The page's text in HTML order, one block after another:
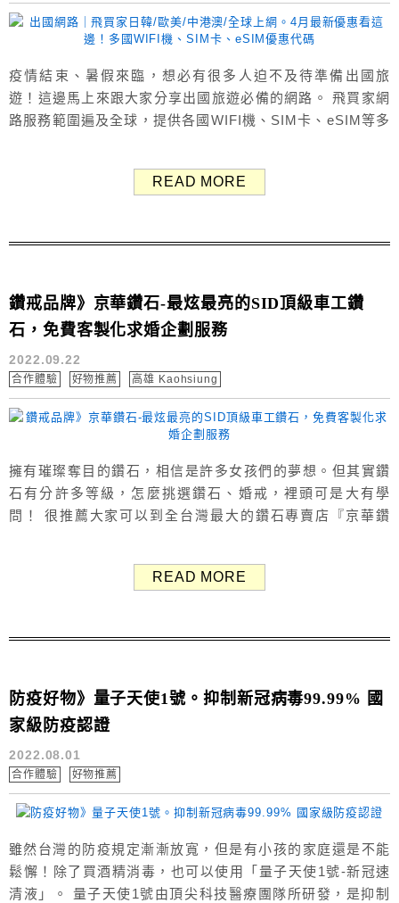
疫情結束、暑假來臨，想必有很多人迫不及待準備出國旅
遊！這邊馬上來跟大家分享出國旅遊必備的網路。 飛買家網
路服務範圍遍及全球，提供各國WIFI機、SIM卡、eSIM等多
已服務超過百萬名用戶，擁有高度評價，是許多消費者心中
READ MORE
鑽戒品牌》京華鑽石-最炫最亮的SID頂級車工鑽
石，免費客製化求婚企劃服務
2022.09.22
合作體驗 好物推薦 高雄 Kaohsiung
擁有璀璨奪目的鑽石，相信是許多女孩們的夢想。但其實鑽
石有分許多等級，怎麼挑選鑽石、婚戒，裡頭可是大有學
問！ 很推薦大家可以到全台灣最大的鑽石專賣店『京華鑽
箭，成功打造出世上最炫最亮的鑽石。除此之外，也有自由
READ MORE
防疫好物》量子天使1號。抑制新冠病毒99.99% 國
家級防疫認證
2022.08.01
合作體驗 好物推薦
雖然台灣的防疫規定漸漸放寬，但是有小孩的家庭還是不能
鬆懈！除了買酒精消毒，也可以使用「量子天使1號-新冠速
清液」。 量子天使1號由頂尖科技醫療團隊所研發，是抑制